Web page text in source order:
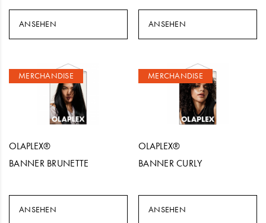
ANSEHEN ANSEHEN
MERCHANDISE
OLAPLEX®
BANNER BRUNETTE
ANSEHEN
MERCHANDISE
OLAPLEX®
BANNER CURLY
ANSEHEN